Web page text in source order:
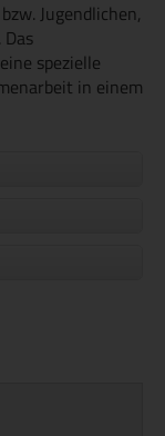
Jugendlichen,
spezielle
in einem